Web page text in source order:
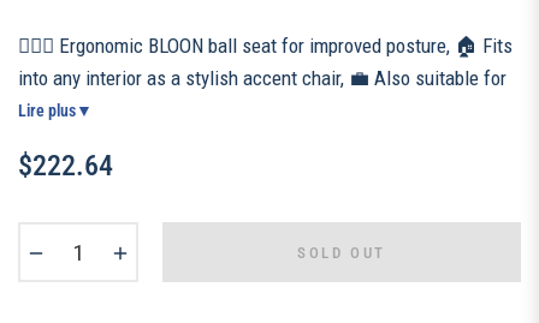
🧘🏻‍♀️ Ergonomic BLOON ball seat for improved posture, 🏠 Fits
into any interior as a stylish accent chair, 💼 Also suitable for
the office or teleworking, 🧵 Handmade in Portugal with a
unique patented anti-rolling system, 📦 Included: ultra-
inflation kit.
Lire plus▼
Regular
$222.64
SOLD OUT